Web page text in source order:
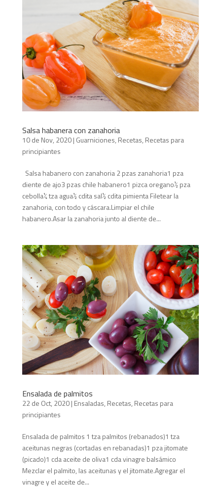
Salsa habanera con zanahoria
10 de Nov, 2020| Guarniciones, Recetas, Recetas para
principiantes
Salsa habanero con zanahoria 2 pzas zanahoria1 pza
diente de ajo3 pzas chile habanero1 pizca oregano½ pza
cebolla¼ tza agua½ cdita sal½ cdita pimienta Filetear la
zanahoria, con todo y cáscara.Limpiar el chile
habanero.Asar la zanahoria junto al diente de...
Ensalada de palmitos
22 de Oct, 2020| Ensaladas, Recetas, Recetas para
principiantes
Ensalada de palmitos 1 tza palmitos (rebanados)1 tza
aceitunas negras (cortadas en rebanadas)1 pza jitomate
(picado)1 cda aceite de oliva1 cda vinagre balsámico
Mezclar el palmito, las aceitunas y el jitomate.Agregar el
vinagre y el aceite de...